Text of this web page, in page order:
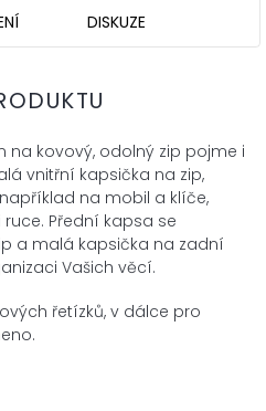
DISKUZE
kovový, odolný zip pojme i
vnitřní kapsička na zip,
na mobil a klíče,
Přední kapsa se
a malá kapsička na zadní
Vašich věcí.
řetízků, v dálce pro